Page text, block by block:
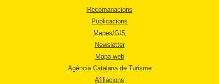
Recomanacions
Publicacions
Mapes/GIS
Newsletter
Mapa web
Agència Catalana de Turisme
Afiliacions